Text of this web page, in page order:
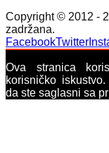
Copyright © 2012 -
zadržana.
FacebookTwitter
Ova stranica
korisničko
da ste saglasni sa